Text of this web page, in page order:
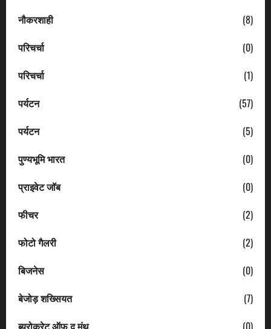
नौकरशाही
(8)
परिचर्चा
(0)
परिचर्चा
(1)
पर्यटन
(57)
पर्यटन
(5)
पुण्यभूमि भारत
(0)
प्राइवेट जॉब
(0)
फीचर
(2)
फोटो गैलरी
(2)
बिजनेस
(0)
बेजोड़ शख्सियत
(7)
ब्यूरोक्रेट ऑफ द मंथ
(0)